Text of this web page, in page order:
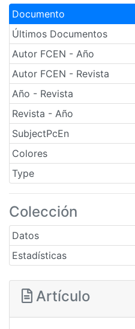
Documento
Últimos Documentos
Autor FCEN - Año
Autor FCEN - Revista
Año - Revista
Revista - Año
SubjectPcEn
Colores
Type
Colección
Datos
Estadísticas
Artículo